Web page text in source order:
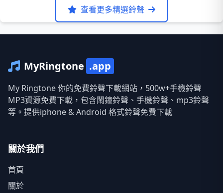
查看更多精選鈴聲
MyRingtone .app
My Ringtone 你的免費鈴聲下載網站，500w+手機鈴聲
MP3資源免費下載，包含鬧鐘鈴聲、手機鈴聲、mp3鈴聲
等。提供iphone & Android 格式鈴聲免費下載
關於我們
首頁
關於